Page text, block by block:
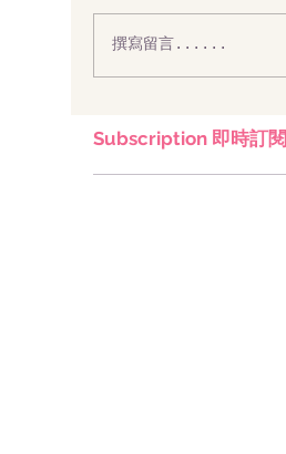
撰寫留言......
Subscription 即時訂閱